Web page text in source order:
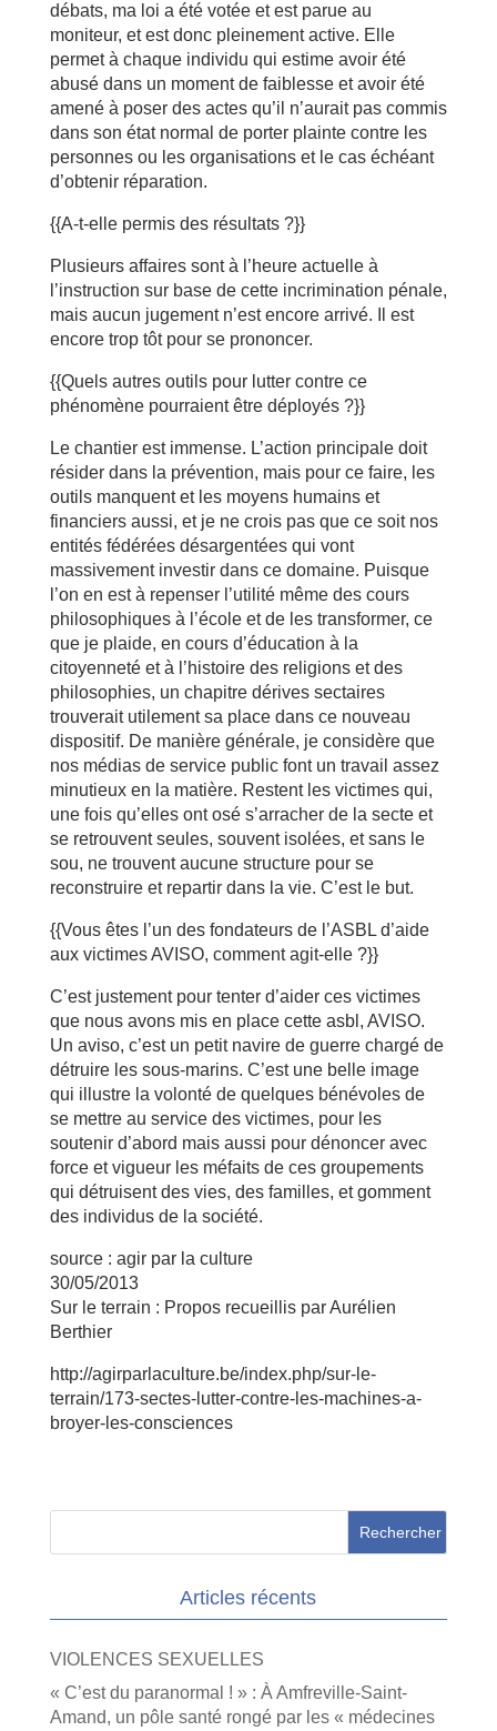
débats, ma loi a été votée et est parue au
moniteur, et est donc pleinement active. Elle
permet à chaque individu qui estime avoir été
abusé dans un moment de faiblesse et avoir été
amené à poser des actes qu’il n’aurait pas commis
dans son état normal de porter plainte contre les
personnes ou les organisations et le cas échéant
d’obtenir réparation.
{{A-t-elle permis des résultats ?}}
Plusieurs affaires sont à l’heure actuelle à
l’instruction sur base de cette incrimination pénale,
mais aucun jugement n’est encore arrivé. Il est
encore trop tôt pour se prononcer.
{{Quels autres outils pour lutter contre ce
phénomène pourraient être déployés ?}}
Le chantier est immense. L’action principale doit
résider dans la prévention, mais pour ce faire, les
outils manquent et les moyens humains et
financiers aussi, et je ne crois pas que ce soit nos
entités fédérées désargentées qui vont
massivement investir dans ce domaine. Puisque
l’on en est à repenser l’utilité même des cours
philosophiques à l’école et de les transformer, ce
que je plaide, en cours d’éducation à la
citoyenneté et à l’histoire des religions et des
philosophies, un chapitre dérives sectaires
trouverait utilement sa place dans ce nouveau
dispositif. De manière générale, je considère que
nos médias de service public font un travail assez
minutieux en la matière. Restent les victimes qui,
une fois qu’elles ont osé s’arracher de la secte et
se retrouvent seules, souvent isolées, et sans le
sou, ne trouvent aucune structure pour se
reconstruire et repartir dans la vie. C’est le but.
{{Vous êtes l’un des fondateurs de l’ASBL d’aide
aux victimes AVISO, comment agit-elle ?}}
C’est justement pour tenter d’aider ces victimes
que nous avons mis en place cette asbl, AVISO.
Un aviso, c’est un petit navire de guerre chargé de
détruire les sous-marins. C’est une belle image
qui illustre la volonté de quelques bénévoles de
se mettre au service des victimes, pour les
soutenir d’abord mais aussi pour dénoncer avec
force et vigueur les méfaits de ces groupements
qui détruisent des vies, des familles, et gomment
des individus de la société.
source : agir par la culture
30/05/2013
Sur le terrain : Propos recueillis par Aurélien
Berthier
http://agirparlaculture.be/index.php/sur-le-
terrain/173-sectes-lutter-contre-les-machines-a-
broyer-les-consciences
Articles récents
VIOLENCES SEXUELLES
« C’est du paranormal ! » : À Amfreville-Saint-
Amand, un pôle santé rongé par les « médecines